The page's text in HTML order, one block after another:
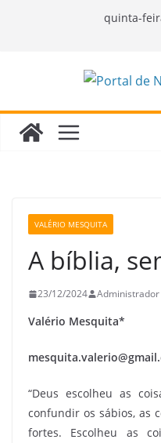
quinta-
VALÉRIO MESQUITA
A bíblia,
23/12/2024 Administrador
Valério Mesquita*
“Deus escolheu as
confundir os sábios, as
fortes. Escolheu as